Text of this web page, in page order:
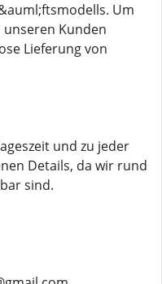
Um
unseren Kunden
Lieferung von
und zu jeder
Details, da wir rund
sind.